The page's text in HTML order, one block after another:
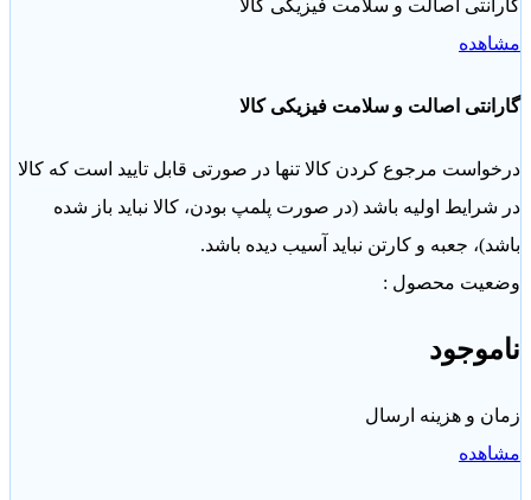
اصالت و سلامت فیزیکی کالا
اصالت و سلامت فیزیکی کالا
مرجوع کردن کالا تنها در صورتی قابل تایید است که کالا
اولیه باشد (در صورت پلمپ بودن، کالا نباید باز شده
جعبه و کارتن نباید آسیب دیده باشد.
محصول :
و هزینه ارسال